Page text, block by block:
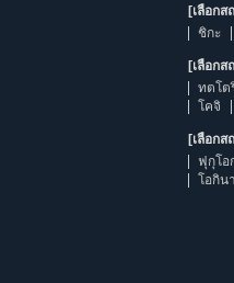
[เลือก
ชิกะ
[เลือก
ทตโต
โคจิ
[เลือก
ฟุกุโอ
โอกิน